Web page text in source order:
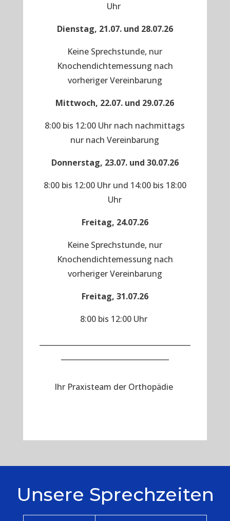
Uhr
Dienstag, 21.07. und 28.07.26
Keine Sprechstunde, nur
Knochendichtemessung nach
vorheriger Vereinbarung
Mittwoch, 22.07. und 29.07.26
8:00 bis 12:00 Uhr nach nachmittags
nur nach Vereinbarung
Donnerstag, 23.07. und 30.07.26
8:00 bis 12:00 Uhr und 14:00 bis 18:00
Uhr
Freitag, 24.07.26
Keine Sprechstunde, nur
Knochendichtemessung nach
vorheriger Vereinbarung
Freitag, 31.07.26
8:00 bis 12:00 Uhr
Ihr Praxisteam der Orthopädie
Unsere Sprechzeiten